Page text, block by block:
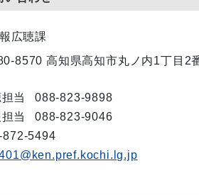
広聴課
8570 高知県高知市丸ノ内1丁目2
当
088-823-9898
当
088-823-9046
872-5494